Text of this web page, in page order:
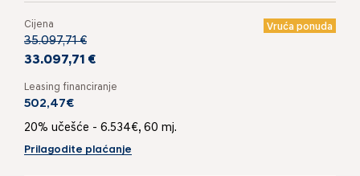
Cijena Vruća ponuda
35.097,71 €
33.097,71 €
Leasing financiranje
502,47€
20% učešće - 6.534€, 60 mj.
Prilagodite plaćanje